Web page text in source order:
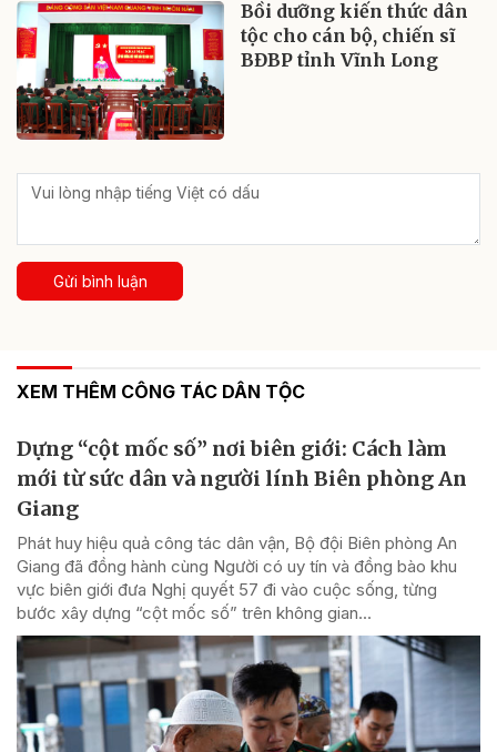
Bồi dưỡng kiến thức dân
tộc cho cán bộ, chiến sĩ
BĐBP tỉnh Vĩnh Long
Gửi bình luận
XEM THÊM CÔNG TÁC DÂN TỘC
Dựng “cột mốc số” nơi biên giới: Cách làm
mới từ sức dân và người lính Biên phòng An
Giang
Phát huy hiệu quả công tác dân vận, Bộ đội Biên phòng An
Giang đã đồng hành cùng Người có uy tín và đồng bào khu
vực biên giới đưa Nghị quyết 57 đi vào cuộc sống, từng
bước xây dựng “cột mốc số” trên không gian...